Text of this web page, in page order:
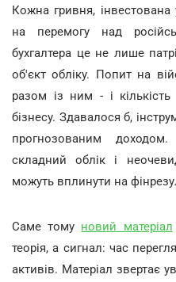
Кожна гривня, інвестована
на перемогу над
бухгалтера це не лише
об'єкт обліку. Попит на
разом із ним - і кількість
бізнесу. Здавалося б,
прогнозованим
складний облік і
можуть вплинути на
Саме тому новий матеріал
теорія, а сигнал: час
активів. Матеріал звертає